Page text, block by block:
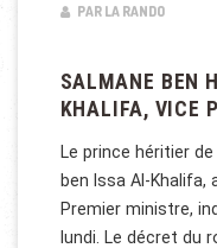
PAR LA RANDO
SALMANE BEN
KHALIFA, VICE
Le prince héritier
ben Issa Al-Khalifa,
Premier ministre,
lundi. Le décret du